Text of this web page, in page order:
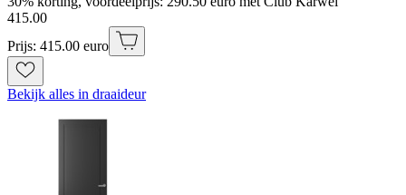
415.00
Prijs: 415.00 euro
Bekijk alles in draaideur